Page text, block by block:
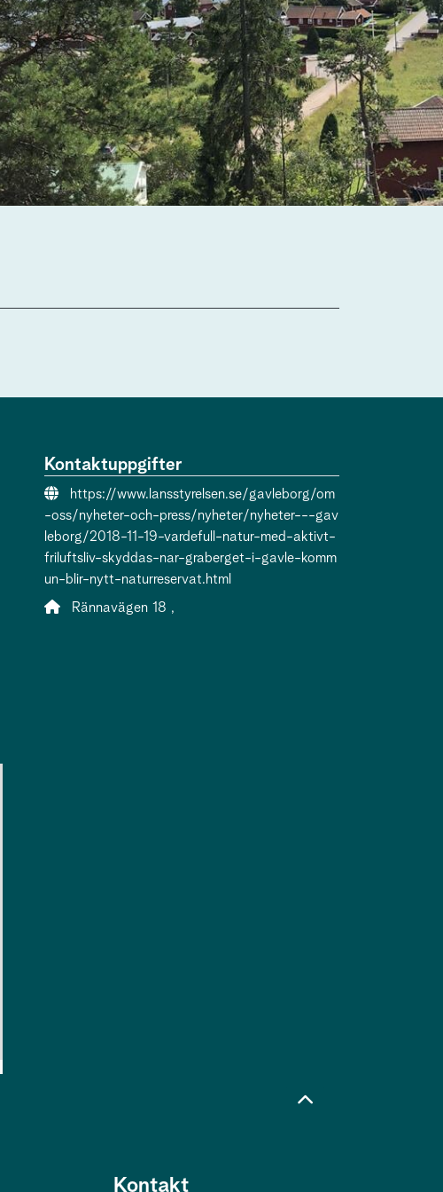
Kontaktuppgifter
Webbsida:
https://www.lansstyrelsen.se/gavleborg/om
-oss/nyheter-och-press/nyheter/nyheter---gav
leborg/2018-11-19-vardefull-natur-med-aktivt-
friluftsliv-skyddas-nar-graberget-i-gavle-komm
un-blir-nytt-naturreservat.html
Adress:
Rännavägen 18 ,
Kontakt